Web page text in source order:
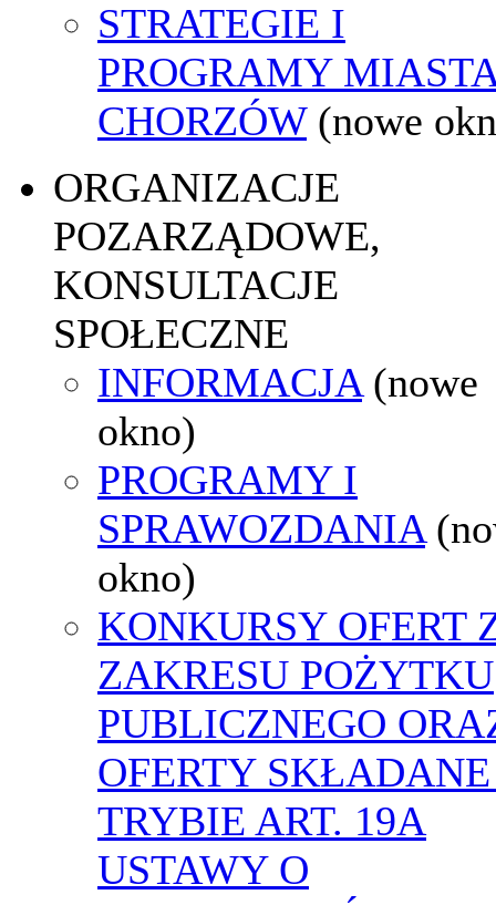
STRATEGIE I
PROGRAMY
CHORZÓW (nowe
ORGANIZACJE
POZARZĄDOWE,
KONSULTACJE
SPOŁECZNE
INFORMACJA (nowe
okno)
PROGRAMY I
SPRAWOZDANIA
okno)
KONKURSY OFERT
ZAKRESU POŻYTKU
PUBLICZNEGO
OFERTY
TRYBIE ART. 19A
USTAWY O